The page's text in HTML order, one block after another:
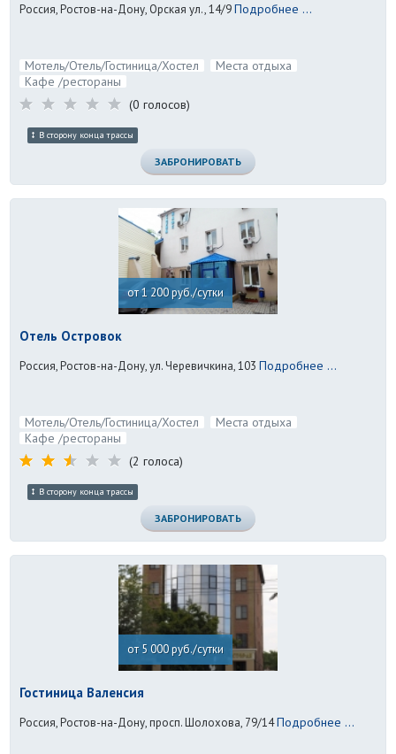
Россия, Ростов-на-Дону, Орская ул., 14/9Подробнее ...
Мотель/Отель/Гостиница/Хостел
Места отдыха
Кафе /рестораны
(0 голосов)
В сторону конца трассы
ЗАБРОНИРОВАТЬ
от 1 200 руб./сутки
Отель Островок
Россия, Ростов-на-Дону, ул. Черевичкина, 103 Подробнее ...
Мотель/Отель/Гостиница/Хостел
Места отдыха
Кафе /рестораны
(2 голоса)
В сторону конца трассы
ЗАБРОНИРОВАТЬ
от 5 000 руб./сутки
Гостиница Валенсия
Россия, Ростов-на-Дону, просп. Шолохова, 79/14Подробнее ...